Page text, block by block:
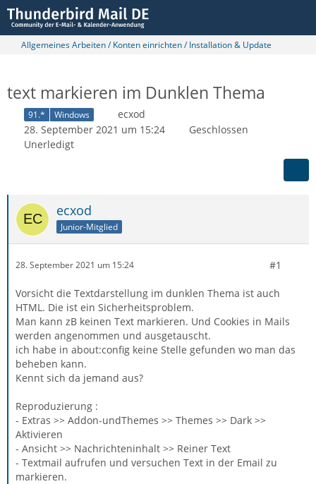
Allgemeines Arbeiten / Konten einrichten / Installation & Update
text markieren im Dunklen Thema
91.* Windows
ecxod
28. September 2021 um 15:24
Geschlossen
Unerledigt
ecxod
Junior-Mitglied
28. September 2021 um 15:24 #1
Vorsicht die Textdarstellung im dunklen Thema ist auch
HTML. Die ist ein Sicherheitsproblem.
Man kann zB keinen Text markieren. Und Cookies in Mails
werden angenommen und ausgetauscht.
ich habe in about:config keine Stelle gefunden wo man das
beheben kann.
Kennt sich da jemand aus?
Reproduzierung :
- Extras >> Addon-undThemes >> Themes >> Dark >>
Aktivieren
- Ansicht >> Nachrichteninhalt >> Reiner Text
- Textmail aufrufen und versuchen Text in der Email zu
markieren.